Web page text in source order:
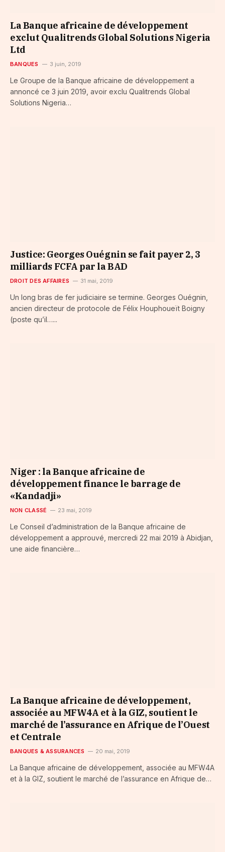
La Banque africaine de développement
exclut Qualitrends Global Solutions Nigeria
Ltd
BANQUES 3 juin, 2019
Le Groupe de la Banque africaine de développement a
annoncé ce 3 juin 2019, avoir exclu Qualitrends Global
Solutions Nigeria…
Justice: Georges Ouégnin se fait payer 2, 3
milliards FCFA par la BAD
DROIT DES AFFAIRES 31 mai, 2019
Un long bras de fer judiciaire se termine. Georges Ouégnin,
ancien directeur de protocole de Félix Houphoueït Boigny
(poste qu’il…...
Niger : la Banque africaine de
développement finance le barrage de
«Kandadji»
NON CLASSÉ 23 mai, 2019
Le Conseil d’administration de la Banque africaine de
développement a approuvé, mercredi 22 mai 2019 à Abidjan,
une aide financière…
La Banque africaine de développement,
associée au MFW4A et à la GIZ, soutient le
marché de l’assurance en Afrique de l’Ouest
et Centrale
BANQUES & ASSURANCES 20 mai, 2019
La Banque africaine de développement, associée au MFW4A
et à la GIZ, soutient le marché de l’assurance en Afrique de…